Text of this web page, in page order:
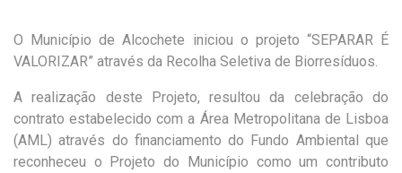
O Município de Alcochete iniciou o projeto “SEPARAR É
VALORIZAR” através da Recolha Seletiva de Biorresíduos.
A realização deste Projeto, resultou da celebração do
contrato estabelecido com a Área Metropolitana de Lisboa
(AML) através do financiamento do Fundo Ambiental que
reconheceu o Projeto do Município como um contributo